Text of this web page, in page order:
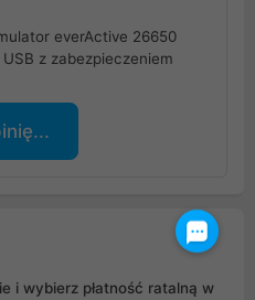
everActive 26650
z zabezpieczeniem
i wybierz płatność ratalną w